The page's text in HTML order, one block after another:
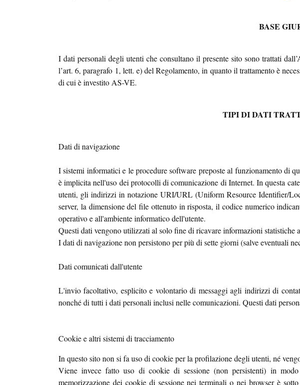
BASE
I dati personali degli utenti che consultano il presente sito sono trattati
l’art. 6, paragrafo 1, lett. e) del Regolamento, in quanto il trattamento è
di cui è investito AS-VE.
TIPI DI DATI
Dati di navigazione
I sistemi informatici e le procedure software preposte al funzionamento di
è implicita nell'uso dei protocolli di comunicazione di Internet. In questa
utenti, gli indirizzi in notazione URI/URL (Uniform Resource Identifier/
server, la dimensione del file ottenuto in risposta, il codice numerico
operativo e all'ambiente informatico dell'utente.
Questi dati vengono utilizzati al solo fine di ricavare informazioni
I dati di navigazione non persistono per più di sette giorni (salve eventuali
Dati comunicati dall'utente
L'invio facoltativo, esplicito e volontario di messaggi agli indirizzi di
nonché di tutti i dati personali inclusi nelle comunicazioni. Questi dati
Cookie e altri sistemi di tracciamento
In questo sito non si fa uso di cookie per la profilazione degli utenti, né
Viene invece fatto uso di cookie di sessione (non persistenti) in
memorizzazione dei cookie di sessione nei terminali o nei browser è